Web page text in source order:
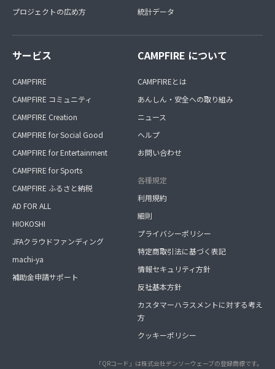
プロジェクトの広め方
統計データ
サービス
CAMPFIRE
CAMPFIRE コミュニティ
CAMPFIRE Creation
CAMPFIRE for Social Good
CAMPFIRE for Entertainment
CAMPFIRE for Sports
CAMPFIRE ふるさと納税
AD FOR ALL
HIOKOSHI
JFAクラウドファンディング
machi-ya
補助金申請サポート
CAMPFIRE について
CAMPFIREとは
あんしん・安全への取り組み
ニュース
ヘルプ
お問い合わせ
各種規定
利用規約
細則
プライバシーポリシー
特定商取引法に基づく表記
情報セキュリティ方針
反社基本方針
カスタマーハラスメントに対する考え
方
クッキーポリシー
「QRコード」は株式会社デンソーウェーブの登録商標です。